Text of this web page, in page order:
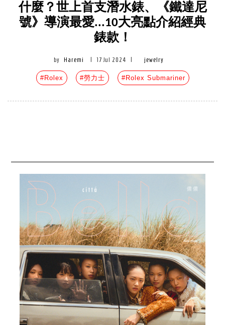
什麼？世上首支潛水錶、《鐵達尼
號》導演最愛...10大亮點介紹經典
錶款！
by Haremi 17 Jul 2024 jewelry
#Rolex #勞力士 #Rolex Submariner